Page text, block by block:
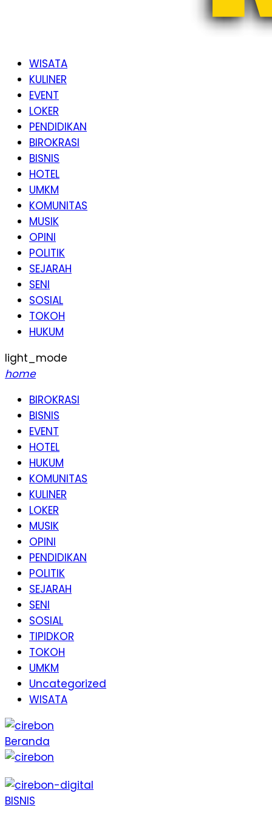
WISATA
KULINER
EVENT
LOKER
PENDIDIKAN
BIROKRASI
BISNIS
HOTEL
UMKM
KOMUNITAS
MUSIK
OPINI
POLITIK
SEJARAH
SENI
SOSIAL
TOKOH
HUKUM
light_mode
home
BIROKRASI
BISNIS
EVENT
HOTEL
HUKUM
KOMUNITAS
KULINER
LOKER
MUSIK
OPINI
PENDIDIKAN
POLITIK
SEJARAH
SENI
SOSIAL
TIPIDKOR
TOKOH
UMKM
Uncategorized
WISATA
Beranda
BISNIS